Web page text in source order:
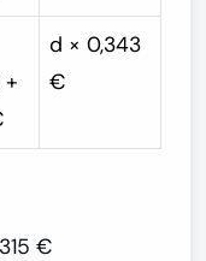
d × 0,343
€
€